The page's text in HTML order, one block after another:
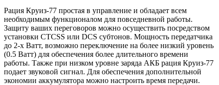
Рация Круиз-77 простая в управление и обладает всем
необходимым функционалом для повседневной работы.
Защиту ваших переговоров можно осуществить посредством
установки CTCSS или DCS субтонов. Мощность передатчика
до 2-х Ватт, возможно переключение на более низкий уровень
(0.5 Ватт) для обеспечения более длительного времени
работы. Также при низком уровне заряда АКБ рация Круиз-77
подает звуковой сигнал. Для обеспечения дополнительной
экономии аккумулятора можно настроить время передачи.